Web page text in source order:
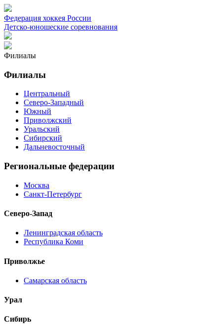
Федерация хоккея России
Детско-юношеские соревнования
Филиалы
Филиалы
Центральный
Северо-Западный
Южный
Приволжский
Уральский
Сибирский
Дальневосточный
Региональные федерации
Москва
Санкт-Петербург
Северо-Запад
Ленинградская область
Республика Коми
Приволжье
Самарская область
Урал
Сибирь